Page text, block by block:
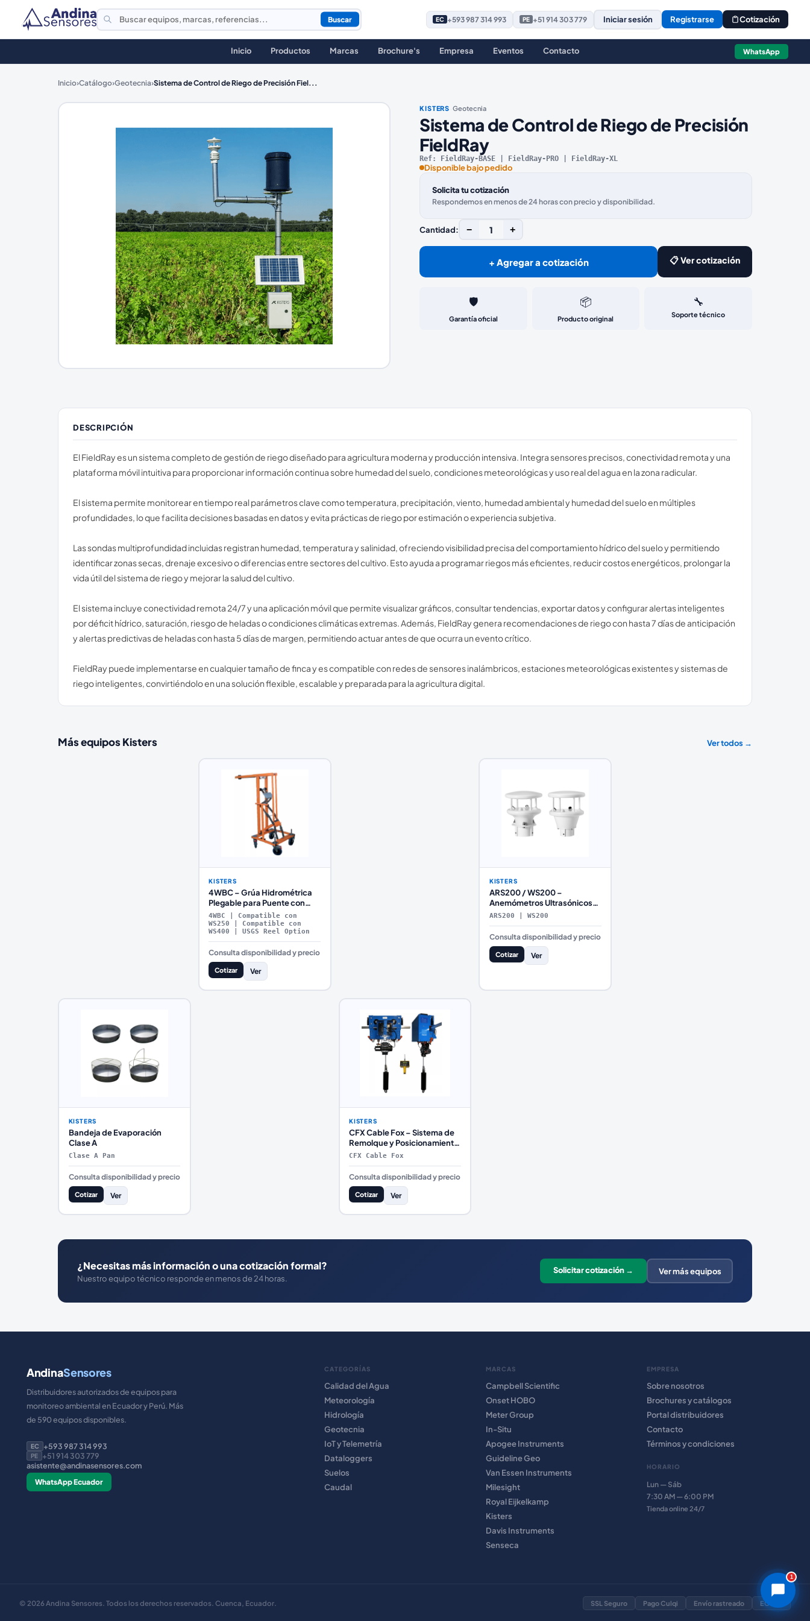
Buscar EC +593 987 314 993 PE +51 914 303 779 Iniciar sesión Registrarse Cotización
Inicio Productos Marcas Brochure's Empresa Eventos Contacto WhatsApp
Inicio›Catálogo›Geotecnia›Sistema de Control de Riego de Precisión Fiel...
KISTERS ·Geotecnia
Sistema de Control de Riego de Precisión
FieldRay
Ref: FieldRay-BASE | FieldRay-PRO | FieldRay-XL
Disponible bajo pedido
Solicita tu cotización
Respondemos en menos de 24 horas con precio y disponibilidad.
Cantidad: − 1 +
+ Agregar a cotización 📋 Ver cotización
🛡️
Garantía oficial
📦
Producto original
🔧
Soporte técnico
DESCRIPCIÓN
El FieldRay es un sistema completo de gestión de riego diseñado para agricultura moderna y producción intensiva. Integra sensores precisos, conectividad remota y una
plataforma móvil intuitiva para proporcionar información continua sobre humedad del suelo, condiciones meteorológicas y uso real del agua en la zona radicular.
El sistema permite monitorear en tiempo real parámetros clave como temperatura, precipitación, viento, humedad ambiental y humedad del suelo en múltiples
profundidades, lo que facilita decisiones basadas en datos y evita prácticas de riego por estimación o experiencia subjetiva.
Las sondas multiprofundidad incluidas registran humedad, temperatura y salinidad, ofreciendo visibilidad precisa del comportamiento hídrico del suelo y permitiendo
identificar zonas secas, drenaje excesivo o diferencias entre sectores del cultivo. Esto ayuda a programar riegos más eficientes, reducir costos energéticos, prolongar la
vida útil del sistema de riego y mejorar la salud del cultivo.
El sistema incluye conectividad remota 24/7 y una aplicación móvil que permite visualizar gráficos, consultar tendencias, exportar datos y configurar alertas inteligentes
por déficit hídrico, saturación, riesgo de heladas o condiciones climáticas extremas. Además, FieldRay genera recomendaciones de riego con hasta 7 días de anticipación
y alertas predictivas de heladas con hasta 5 días de margen, permitiendo actuar antes de que ocurra un evento crítico.
FieldRay puede implementarse en cualquier tamaño de finca y es compatible con redes de sensores inalámbricos, estaciones meteorológicas existentes y sistemas de
riego inteligentes, convirtiéndolo en una solución flexible, escalable y preparada para la agricultura digital.
Más equiposKisters Ver todos →
KISTERS
4WBC – Grúa Hidrométrica
Plegable para Puente con
Sistema de Polea y 4 Ruedas
4WBC | Compatible con
WS250 | Compatible con
WS400 | USGS Reel Option
Consulta disponibilidad y precio
Cotizar Ver
KISTERS
ARS200 / WS200 –
Anemómetros Ultrasónicos
Compactos para Velocidad y
(KISTERS)
ARS200 | WS200
Consulta disponibilidad y precio
Cotizar Ver
KISTERS
Bandeja de Evaporación
Clase A
Clase A Pan
Consulta disponibilidad y precio
Cotizar Ver
KISTERS
CFX Cable Fox – Sistema de
Remolque y Posicionamiento
para ADCP o Radar de
CFX Cable Fox
Consulta disponibilidad y precio
Cotizar Ver
¿Necesitas más información o una cotización formal?
Nuestro equipo técnico responde en menos de 24 horas.
Solicitar cotización → Ver más equipos
AndinaSensores
Distribuidores autorizados de equipos para
monitoreo ambiental en Ecuador y Perú. Más
de 590 equipos disponibles.
EC +593 987 314 993
PE
+51 914 303 779
asistente@andinasensores.com
WhatsApp Ecuador
CATEGORÍAS
Calidad del Agua
Meteorología
Hidrología
Geotecnia
IoT y Telemetría
Dataloggers
Suelos
Caudal
MARCAS
Campbell Scientific
Onset HOBO
Meter Group
In-Situ
Apogee Instruments
Guideline Geo
Van Essen Instruments
Milesight
Royal Eijkelkamp
Kisters
Davis Instruments
Senseca
EMPRESA
Sobre nosotros
Brochures y catálogos
Portal distribuidores
Contacto
Términos y condiciones
HORARIO
Lun — Sáb
7:30 AM — 6:00 PM
Tienda online 24/7
© 2026 Andina Sensores. Todos los derechos reservados. Cuenca, Ecuador. SSL Seguro Pago Culqi Envío rastreado EC · PE
1